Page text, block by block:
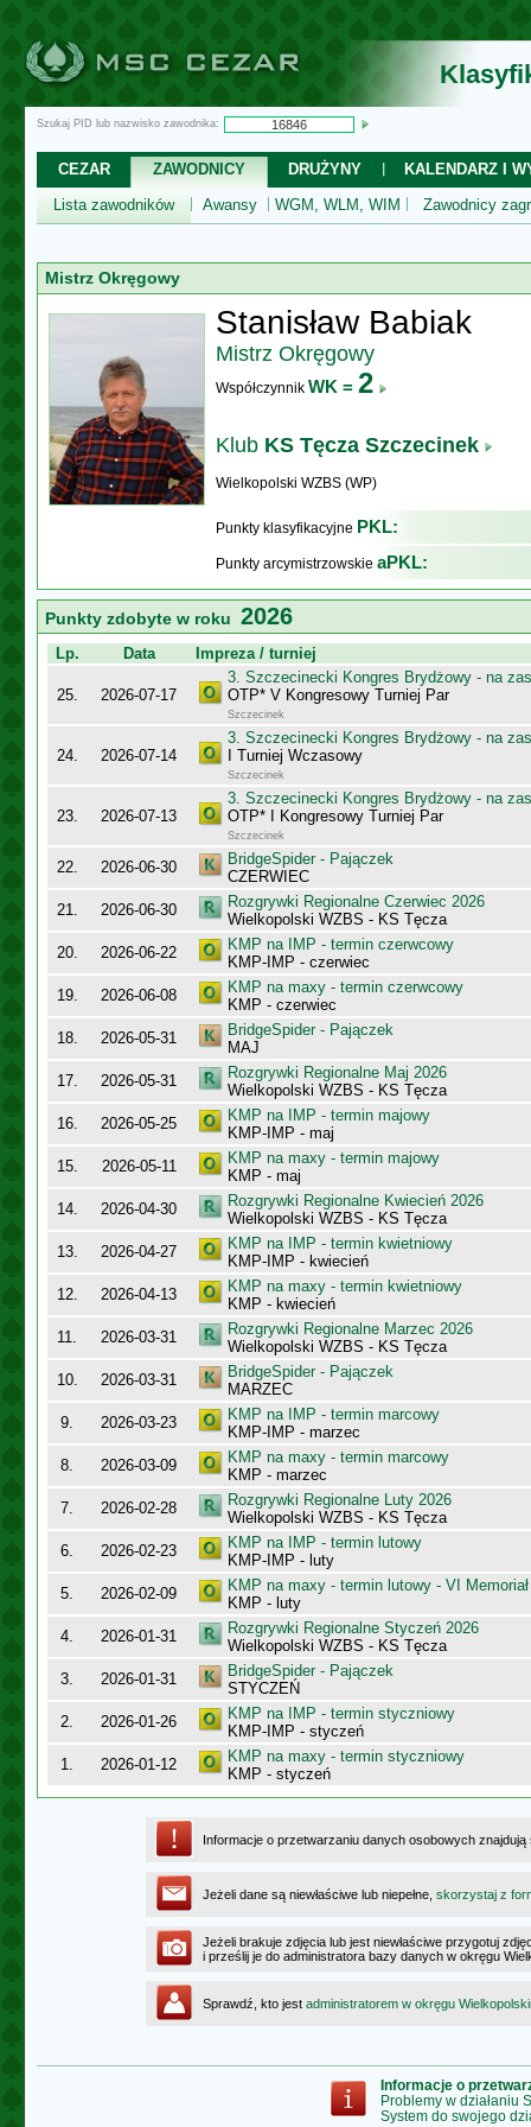
Szukaj PID lub nazwisko zawodnika:
CEZAR ZAWODNICY DRUŻYNY
KALENDARZ I
Lista zawodników
Awansy WGM, WLM, WIM Zawodnicy
Mistrz Okręgowy
Stanisław Babiak
Mistrz Okręgowy
Współczynnik WK = 2
Klub KS Tęcza Szczecinek
Wielkopolski WZBS (WP)
Punkty klasyfikacyjne PKL:
Punkty arcymistrzowskie aPKL:
Punkty zdobyte w roku 2026
Lp. Data Impreza / turniej
25. 2026-07-17
3. Szczecinecki Kongres Brydżowy - na
OTP* V Kongresowy Turniej Par
Szczecinek
24. 2026-07-14
3. Szczecinecki Kongres Brydżowy - na
I Turniej Wczasowy
Szczecinek
23. 2026-07-13
3. Szczecinecki Kongres Brydżowy - na
OTP* I Kongresowy Turniej Par
Szczecinek
22. 2026-06-30
BridgeSpider - Pajączek
CZERWIEC
21.
2026-06-30
Rozgrywki Regionalne Czerwiec 2026
Wielkopolski WZBS - KS Tęcza
20.
2026-06-22
KMP na IMP - termin czerwcowy
KMP-IMP - czerwiec
19.
2026-06-08
KMP na maxy - termin czerwcowy
KMP - czerwiec
18.
2026-05-31
BridgeSpider - Pajączek
MAJ
17.
2026-05-31
Rozgrywki Regionalne Maj 2026
Wielkopolski WZBS - KS Tęcza
16.
2026-05-25
KMP na IMP - termin majowy
KMP-IMP - maj
15.
2026-05-11
KMP na maxy - termin majowy
KMP - maj
14.
2026-04-30
Rozgrywki Regionalne Kwiecień 2026
Wielkopolski WZBS - KS Tęcza
13.
2026-04-27
KMP na IMP - termin kwietniowy
KMP-IMP - kwiecień
12.
2026-04-13
KMP na maxy - termin kwietniowy
KMP - kwiecień
11.
2026-03-31
Rozgrywki Regionalne Marzec 2026
Wielkopolski WZBS - KS Tęcza
10.
2026-03-31
BridgeSpider - Pajączek
MARZEC
9.
2026-03-23
KMP na IMP - termin marcowy
KMP-IMP - marzec
8.
2026-03-09
KMP na maxy - termin marcowy
KMP - marzec
7.
2026-02-28
Rozgrywki Regionalne Luty 2026
Wielkopolski WZBS - KS Tęcza
6.
2026-02-23
KMP na IMP - termin lutowy
KMP-IMP - luty
5.
2026-02-09
KMP na maxy - termin lutowy - VI
KMP - luty
4.
2026-01-31
Rozgrywki Regionalne Styczeń 2026
Wielkopolski WZBS - KS Tęcza
3.
2026-01-31
BridgeSpider - Pajączek
STYCZEŃ
2.
2026-01-26
KMP na IMP - termin styczniowy
KMP-IMP - styczeń
1.
2026-01-12
KMP na maxy - termin styczniowy
KMP - styczeń
Informacje o przetwarzaniu danych osobowych
Jeżeli dane są niewłaściwe lub niepełne, skorzystaj z
Jeżeli brakuje zdjęcia lub jest niewłaściwe przygotuj
i prześlij je do administratora bazy danych w okręgu
Sprawdź, kto jest administratorem w okręgu
Informacje o
Problemy w działaniu
System do swojego